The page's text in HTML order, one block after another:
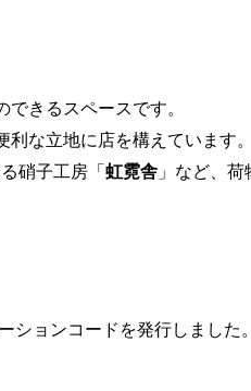
きるスペースです。
利な立地に店を構えています
硝子工房「 虹霓舎 」など、
ションコードを発行しました。